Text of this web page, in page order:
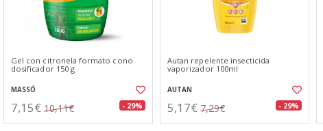
Gel con citronela formato cono
dosificador 150 g
MASSÓ
7,15€ 10,11€ - 29%
Autan repelente insecticida
vaporizador 100ml
AUTAN
5,17€ 7,29€ - 29%